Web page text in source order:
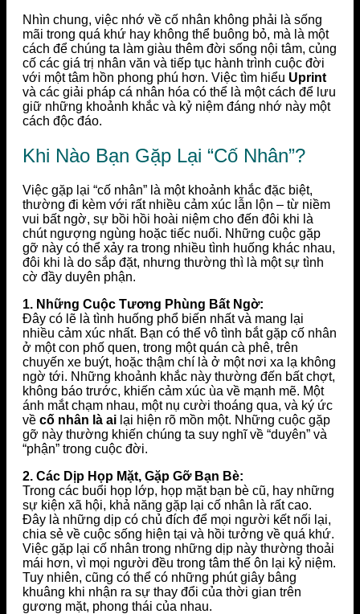
Nhìn chung, việc nhớ về cố nhân không phải là sống
mãi trong quá khứ hay không thể buông bỏ, mà là một
cách để chúng ta làm giàu thêm đời sống nội tâm, củng
cố các giá trị nhân văn và tiếp tục hành trình cuộc đời
với một tâm hồn phong phú hơn. Việc tìm hiểu Uprint
và các giải pháp cá nhân hóa có thể là một cách để lưu
giữ những khoảnh khắc và kỷ niệm đáng nhớ này một
cách độc đáo.
Khi Nào Bạn Gặp Lại “Cố Nhân”?
Việc gặp lại “cố nhân” là một khoảnh khắc đặc biệt,
thường đi kèm với rất nhiều cảm xúc lẫn lộn – từ niềm
vui bất ngờ, sự bồi hồi hoài niệm cho đến đôi khi là
chút ngượng ngùng hoặc tiếc nuối. Những cuộc gặp
gỡ này có thể xảy ra trong nhiều tình huống khác nhau,
đôi khi là do sắp đặt, nhưng thường thì là một sự tình
cờ đầy duyên phận.
1. Những Cuộc Tương Phùng Bất Ngờ:
Đây có lẽ là tình huống phổ biến nhất và mang lại
nhiều cảm xúc nhất. Bạn có thể vô tình bắt gặp cố nhân
ở một con phố quen, trong một quán cà phê, trên
chuyến xe buýt, hoặc thậm chí là ở một nơi xa lạ không
ngờ tới. Những khoảnh khắc này thường đến bất chợt,
không báo trước, khiến cảm xúc ùa về mạnh mẽ. Một
ánh mắt chạm nhau, một nụ cười thoáng qua, và ký ức
về cố nhân là ai lại hiện rõ mồn một. Những cuộc gặp
gỡ này thường khiến chúng ta suy nghĩ về “duyên” và
“phận” trong cuộc đời.
2. Các Dịp Họp Mặt, Gặp Gỡ Bạn Bè:
Trong các buổi họp lớp, họp mặt bạn bè cũ, hay những
sự kiện xã hội, khả năng gặp lại cố nhân là rất cao.
Đây là những dịp có chủ đích để mọi người kết nối lại,
chia sẻ về cuộc sống hiện tại và hồi tưởng về quá khứ.
Việc gặp lại cố nhân trong những dịp này thường thoải
mái hơn, vì mọi người đều trong tâm thế ôn lại kỷ niệm.
Tuy nhiên, cũng có thể có những phút giây bâng
khuâng khi nhận ra sự thay đổi của thời gian trên
gương mặt, phong thái của nhau.